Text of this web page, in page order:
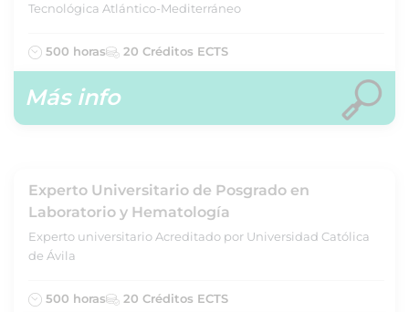
Tecnológica Atlántico-Mediterráneo
500 horas 20 Créditos ECTS
Más info
Experto Universitario de Posgrado en
Laboratorio y Hematología
Experto universitario Acreditado por Universidad Católica
de Ávila
500 horas 20 Créditos ECTS